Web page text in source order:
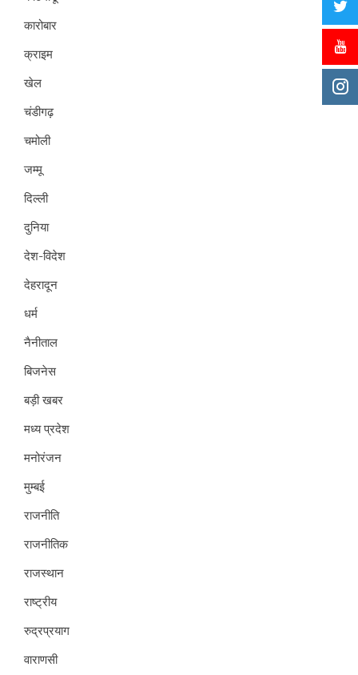
कारोबार
क्राइम
खेल
चंडीगढ़
चमोली
जम्मू
दिल्ली
दुनिया
देश-विदेश
देहरादून
धर्म
नैनीताल
बिजनेस
बड़ी खबर
मध्य प्रदेश
मनोरंजन
मुम्बई
राजनीति
राजनीतिक
राजस्थान
राष्ट्रीय
रुद्रप्रयाग
वाराणसी